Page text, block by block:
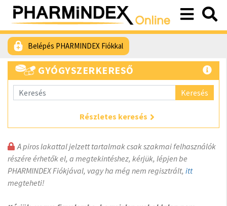
Belépés PHARMINDEX Fiókkal
GYÓGYSZERKERESŐ
Keresés
Részletes keresés
A piros lakattal jelzett tartalmak csak szakmai felhasználók
részére érhetők el, a megtekintéshez, kérjük, lépjen be
PHARMINDEX Fiókjával, vagy ha még nem regisztrált, itt
megteheti!